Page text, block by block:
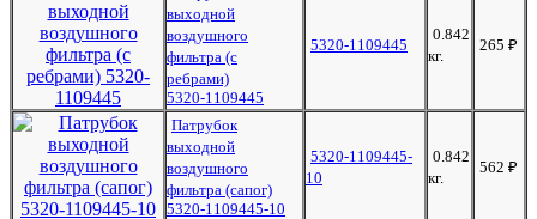
выходной
воздушного
фильтра (с
ребрами)
5320-1109445
5320-1109445
0.842
кг.
265 ₽
Патрубок
выходной
воздушного
фильтра (сапог)
5320-1109445-10
5320-1109445-
10
0.842
кг.
562 ₽